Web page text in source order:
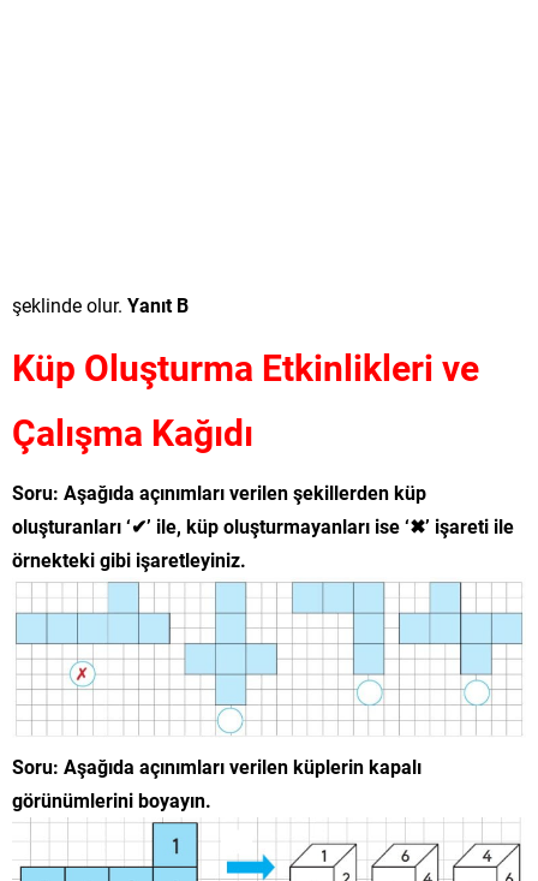
şeklinde olur. Yanıt B
Küp Oluşturma Etkinlikleri ve
Çalışma Kağıdı
Soru: Aşağıda açınımları verilen şekillerden küp
oluşturanları ‘✔’ ile, küp oluşturmayanları ise ‘✖’ işareti ile
örnekteki gibi işaretleyiniz.
Soru: Aşağıda açınımları verilen küplerin kapalı
görünümlerini boyayın.